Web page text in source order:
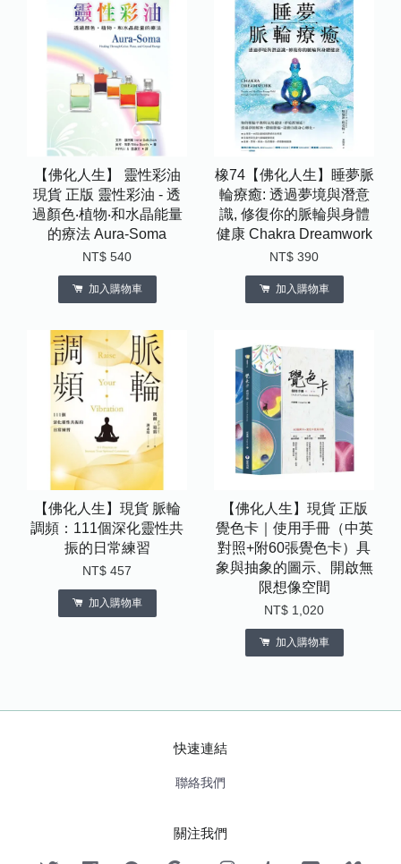
【佛化人生】 靈性彩油
現貨 正版 靈性彩油 - 透
過顏色‧植物‧和水晶能量
的療法 Aura-Soma
NT$ 540
加入購物車
橡74【佛化人生】睡夢脈
輪療癒: 透過夢境與潛意
識, 修復你的脈輪與身體
健康 Chakra Dreamwork
NT$ 390
加入購物車
【佛化人生】現貨 脈輪
調頻：111個深化靈性共
振的日常練習
NT$ 457
加入購物車
【佛化人生】現貨 正版
覺色卡｜使用手冊（中英
對照+附60張覺色卡）具
象與抽象的圖示、開啟無
限想像空間
NT$ 1,020
加入購物車
快速連結
聯絡我們
關注我們